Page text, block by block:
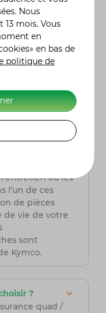
une garantie
peuvent
Il est
mon quad
de
ou les
l’un de ces
de pièces
de vie de votre
sont
Kymco.
?
quad /
Nous
mois. Vous
en
en bas de
politique de